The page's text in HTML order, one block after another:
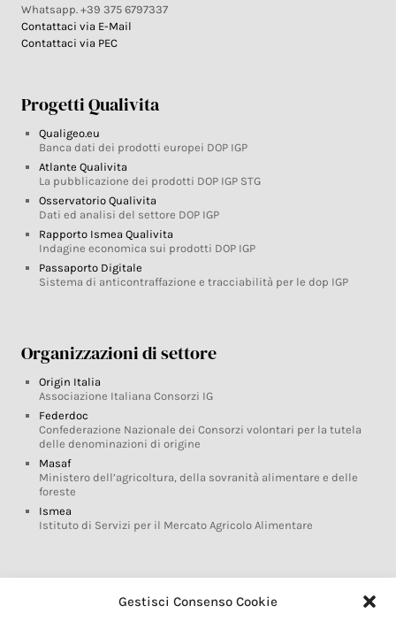
Gestisci Consenso Cookie
Whatsapp. +39 375 6797337
Contattaci via E-Mail
Contattaci via PEC
Progetti Qualivita
Qualigeo.eu
Banca dati dei prodotti europei DOP IGP
Atlante Qualivita
La pubblicazione dei prodotti DOP IGP STG
Osservatorio Qualivita
Dati ed analisi del settore DOP IGP
Rapporto Ismea Qualivita
Indagine economica sui prodotti DOP IGP
Passaporto Digitale
Sistema di anticontraffazione e tracciabilità per le dop IGP
Organizzazioni di settore
Origin Italia
Associazione Italiana Consorzi IG
Federdoc
Confederazione Nazionale dei Consorzi volontari per la tutela
delle denominazioni di origine
Masaf
Ministero dell’agricoltura, della sovranità alimentare e delle
foreste
Ismea
Istituto di Servizi per il Mercato Agricolo Alimentare
Glossario DOP IGP